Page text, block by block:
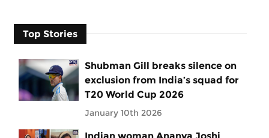
Top Stories
Shubman Gill breaks silence on
exclusion from India’s squad for
T20 World Cup 2026
January 10th 2026
Indian woman Ananya Joshi